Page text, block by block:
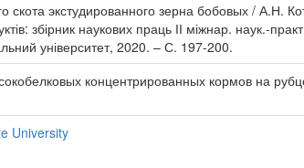
скота экстудированного зерна бобовых / А.Н.
збірник наукових праць ІІ міжнар. наук.-
університет, 2020. – С. 197-200.
концентрированных кормов на
University